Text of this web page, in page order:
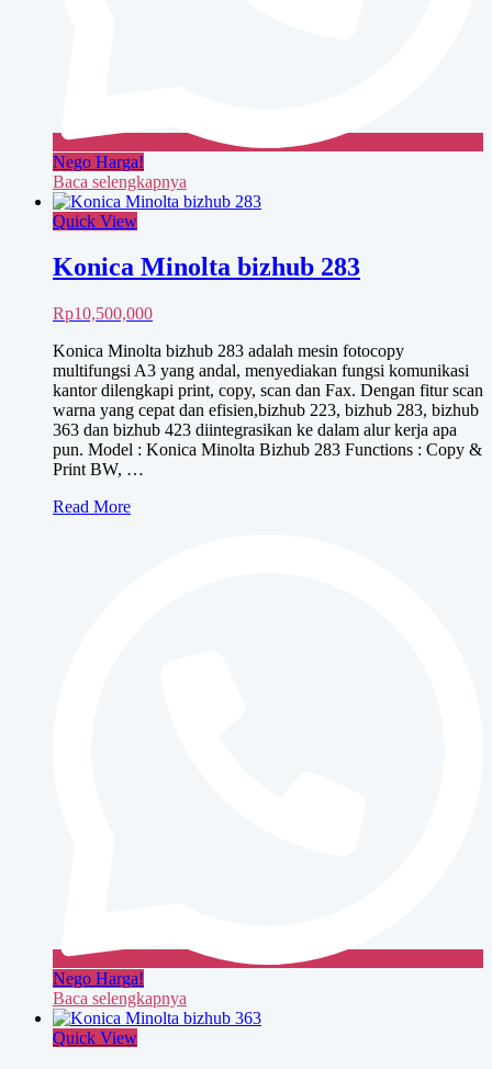
Nego Harga!
Baca selengkapnya
Quick View
Konica Minolta bizhub 283
Rp10,500,000
Konica Minolta bizhub 283 adalah mesin fotocopy
multifungsi A3 yang andal, menyediakan fungsi komunikasi
kantor dilengkapi print, copy, scan dan Fax. Dengan fitur scan
warna yang cepat dan efisien,bizhub 223, bizhub 283, bizhub
363 dan bizhub 423 diintegrasikan ke dalam alur kerja apa
pun. Model : Konica Minolta Bizhub 283 Functions : Copy &
Print BW, …
Konica
Read More
Nego Harga!
Baca selengkapnya
Quick View